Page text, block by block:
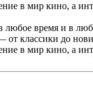
в мир кино, а
время и в
классики до
в мир кино, а